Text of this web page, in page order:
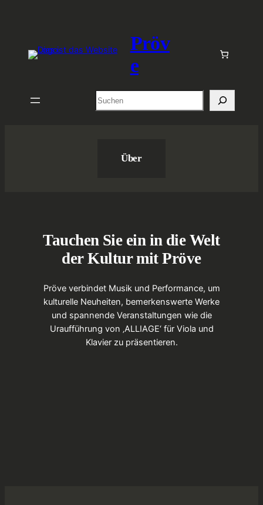
Pröv
e
Suchen
Über
Tauchen Sie ein in die Welt
der Kultur mit Pröve
Pröve verbindet Musik und Performance, um
kulturelle Neuheiten, bemerkenswerte Werke
und spannende Veranstaltungen wie die
Uraufführung von ‚ALLIAGE‘ für Viola und
Klavier zu präsentieren.